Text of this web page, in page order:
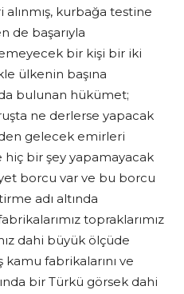
alınmış, kurbağa testine
de başarıyla
bir kişi bir iki
ülkenin başına
bulunan hükümet;
ne derlerse yapacak
gelecek emirleri
bir şey yapamayacak
borcu var ve bu borcu
adı altında
topraklarımız
dahi büyük ölçüde
fabrikalarını ve
bir Türkü görsek dahi